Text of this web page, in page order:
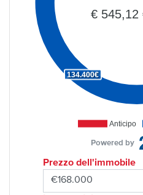
Anticipo
134.400€
€ 545,12
Powered by
Prezzo dell'immobile